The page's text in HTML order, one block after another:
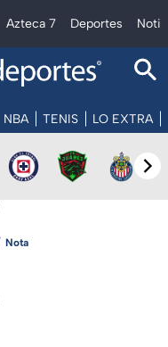
Azteca 7 Deportes
NBA TENIS LO EXTRA
Nota